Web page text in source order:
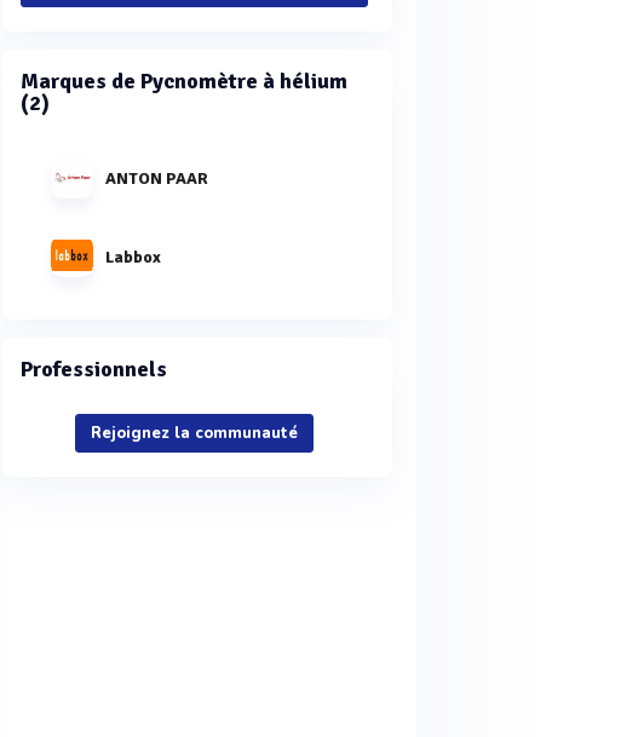
Marques de Pycnomètre à hélium
(2)
ANTON PAAR
Labbox
Professionnels
Rejoignez la communauté